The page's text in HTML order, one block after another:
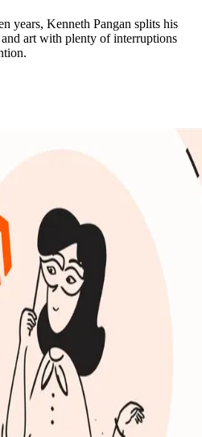
years, Kenneth Pangan splits his
art with plenty of interruptions